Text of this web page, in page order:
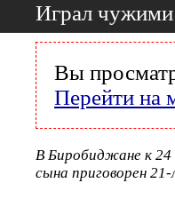
Играл
Вы
Перейти на
В Биробиджане к 24
сына приговорен